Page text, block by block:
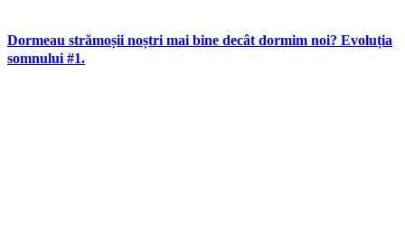
Dormeau strămoșii noștri mai bine decât dormim noi? Evoluția
somnului #1.